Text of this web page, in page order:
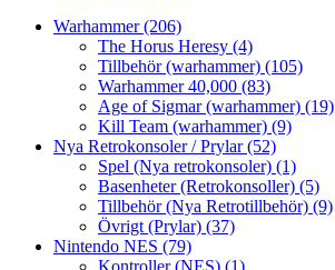
Warhammer(206)
The Horus Heresy (4)
Tillbehör (warhammer) (105)
Warhammer 40,000 (83)
Age of Sigmar (warhammer) (19)
Kill Team (warhammer) (9)
Nya Retrokonsoler / Prylar(52)
Spel (Nya retrokonsoler) (1)
Basenheter (Retrokonsoller) (5)
Tillbehör (Nya Retrotillbehör) (9)
Övrigt (Prylar) (37)
Nintendo NES (79)